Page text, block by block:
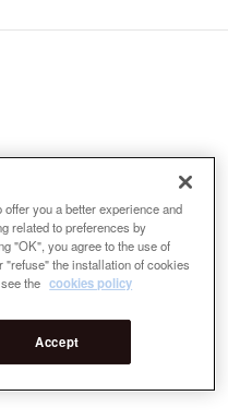
you a better experience and
related to preferences by
"OK", you agree to the use of
the installation of cookies
the cookies policy
Accept